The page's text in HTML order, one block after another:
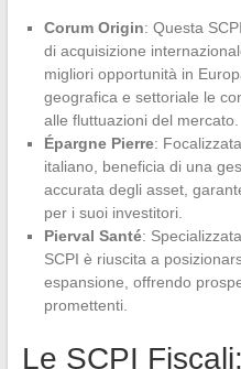
Corum Origin: Questa
di acquisizione
migliori opportunità in
geografica e settoriale le
alle fluttuazioni del mercato.
Épargne Pierre:
italiano, beneficia di una
accurata degli asset,
per i suoi investitori.
Pierval Santé:
SCPI è riuscita a
espansione, offrendo
promettenti.
Le SCPI